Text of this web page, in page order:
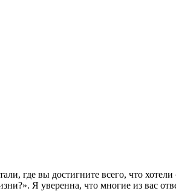
где вы достигните всего, что
Я уверенна, что многие из вас